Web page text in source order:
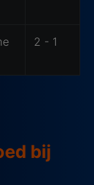
2 - 1
bij